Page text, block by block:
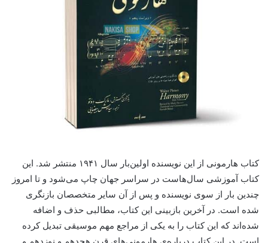
کتاب هارمونی از این نویسنده اولین‌بار سال ۱۹۴۱ منتشر شد. این
کتاب آموزشی سال‌هاست در سراسر جهان چاپ می‌شود و تا امروز
چندین بار از سوی نویسنده و پس از آن سایر متخصصان بازنگری
شده است. در آخرین بازبینی این کتاب، مطالبی حذف و اضافه
شده‌اند که این کتاب را به یکی از مراجع مهم موسیقی تبدیل کرده